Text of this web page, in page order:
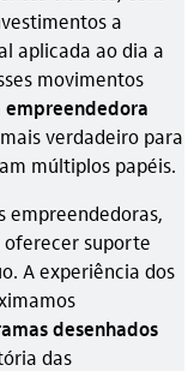
a
aplicada ao dia a
movimentos
empreendedora
verdadeiro para
múltiplos papéis.
empreendedoras,
oferecer suporte
A experiência dos
desenhados
das